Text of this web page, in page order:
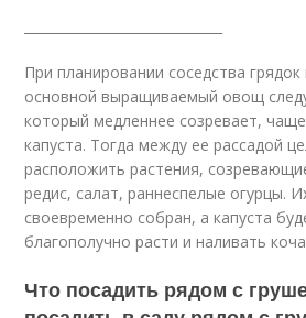
При планировании соседства
основной выращиваемый овощ
который медленнее созревает,
капуста. Тогда между ее рассадой
расположить растения,
редис, салат, раннеспелые огурцы.
своевременно собран, а капуста
благополучно расти и наливать
Что посадить рядом с